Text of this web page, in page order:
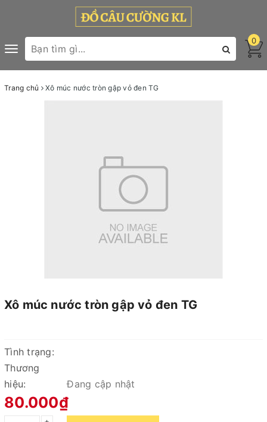
Toggle
navigation
0
Trang chủ Xô múc nước tròn gập vỏ đen TG
Xô múc nước tròn gập vỏ đen TG
Tình trạng:
Thương
hiệu:
Đang cập nhật
80.000₫